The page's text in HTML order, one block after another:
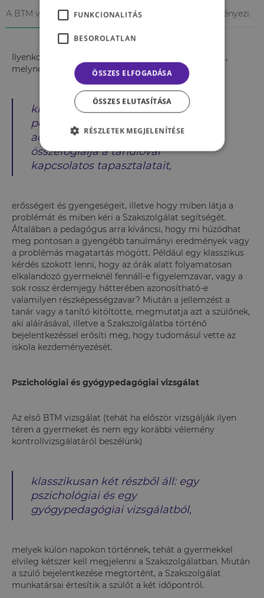
A BTM vizsgálatot legtöbbször a pedagógus kezdeményezi.
Ilyenkor kérheti a pedagógus a gyermek vizsgálatát,
melynek első lépéseként
kitölt egy úgynevezett
pedagógiai jellemzést, melyben
adott kérdések mentén
összefoglalja a tanulóval
kapcsolatos tapasztalatait,
erősségeit és gyengeségeit, illetve hogy miben látja a
problémát és miben kéri a Szakszolgálat segítségét.
Általában a pedagógus arra kíváncsi, hogy mi húzódhat
meg pontosan a gyengébb tanulmányi eredmények vagy
a problémás magatartás mögött. Például egy klasszikus
kérdés szokott lenni, hogy az órák alatt folyamatosan
elkalandozó gyermeknél fennáll-e figyelemzavar, vagy a
sok rossz érdemjegy hátterében azonosítható-e
valamilyen részképességzavar? Miután a jellemzést a
tanár vagy a tanító kitöltötte, megmutatja azt a szülőnek,
aki aláírásával, illetve a Szakszolgálatba történő
bejelentkezéssel erősíti meg, hogy tudomásul vette az
iskola kezdeményezését.
Pszichológiai és gyógypedagógiai vizsgálat
Az első BTM vizsgálat (tehát ha először vizsgálják ilyen
téren a gyermeket és nem egy korábbi vélemény
kontrollvizsgálatáról beszélünk)
klasszikusan két részből áll: egy
pszichológiai és egy
gyógypedagógiai vizsgálatból,
melyek külön napokon történnek, tehát a gyermekkel
elvileg kétszer kell megjelenni a Szakszolgálatban. Miután
a szülő bejelentkezése megtörtént, a Szakszolgálat
munkatársai értesítik a szülőt a két időpontról.
FUNKCIONALITÁS
BESOROLATLAN
ÖSSZES ELFOGADÁSA
ÖSSZES ELUTASÍTÁSA
RÉSZLETEK MEGJELENÍTÉSE